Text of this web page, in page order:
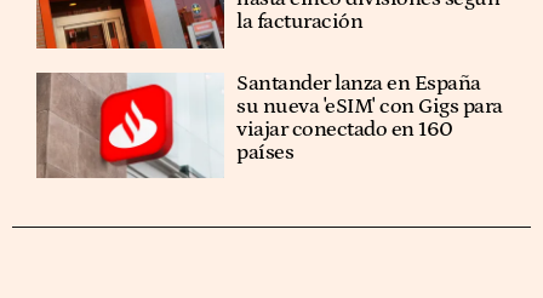
la facturación
Santander lanza en España
su nueva 'eSIM' con Gigs para
viajar conectado en 160
países